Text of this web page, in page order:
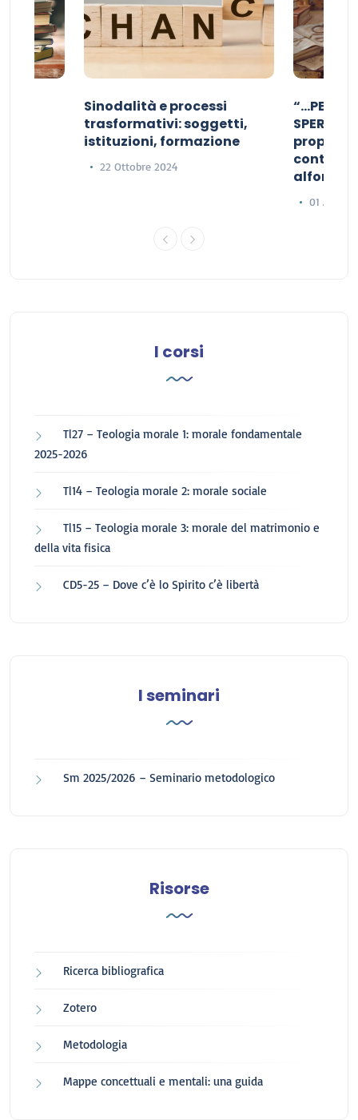
Sinodalità e processi
trasformativi: soggetti,
istituzioni, formazione
22 Ottobre 2024
“…PER
propizio
01
I corsi
Tl27 – Teologia morale 1: morale fondamentale
2025-2026
Tl14 – Teologia morale 2: morale sociale
Tl15 – Teologia morale 3: morale del matrimonio e
della vita fisica
CD5-25 – Dove c’è lo Spirito c’è libertà
I seminari
Sm 2025/2026 – Seminario metodologico
Risorse
Ricerca bibliografica
Zotero
Metodologia
Mappe concettuali e mentali: una guida